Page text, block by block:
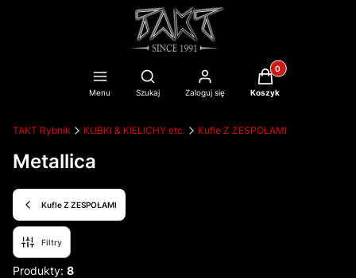
Menu
Otwórz wyszukiwarkę
Szukaj Zaloguj się
Produkty w
Koszyk
TAKT Rybnik KUBKI & KIELICHY etc. Kufle Z ZESPOŁAMI
Metallica
Kufle Z ZESPOŁAMI
Filtry
Produkty: 8